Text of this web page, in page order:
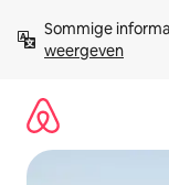
direct
naar
Sommige
weergeven